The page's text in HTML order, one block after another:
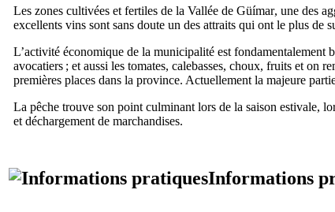
Les zones cultivées et fertiles de la Vallée de Güímar, une des
excellents vins sont sans doute un des attraits qui ont le plus de
L’activité économique de la municipalité est fondamentalement
avocatiers ; et aussi les tomates, calebasses, choux, fruits et on
premières places dans la province. Actuellement la majeure
La pêche trouve son point culminant lors de la saison estivale,
et déchargement de marchandises.
Informations